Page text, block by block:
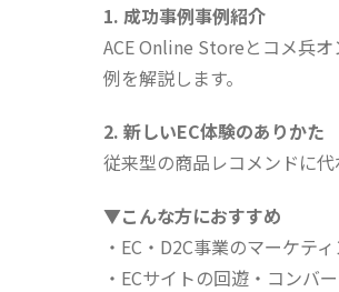
1. 成功事例事例紹介
ACE Online Storeとコメ兵
例を解説します。
2. 新しいEC体験のありかた
従来型の商品レコメンドに代
▼こんな方におすすめ
・EC・D2C事業のマーケテ
・ECサイトの回遊・コンバ